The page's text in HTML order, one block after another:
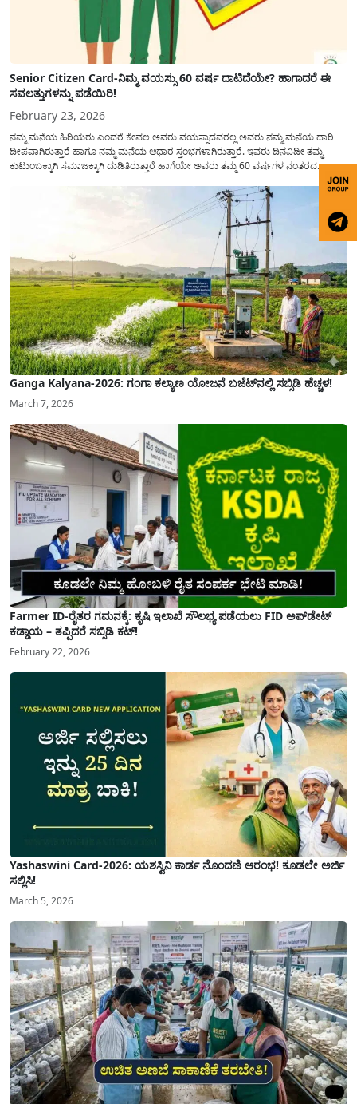
Senior Citizen Card-ನಿಮ್ಮ ವಯಸ್ಸು 60 ವರ್ಷ ದಾಟಿದೆಯೇ? ಹಾಗಾದರೆ ಈ
ಸವಲತ್ತುಗಳನ್ನು ಪಡೆಯಿರಿ!
February 23, 2026
ನಮ್ಮ ಮನೆಯ ಹಿರಿಯರು ಎಂದರೆ ಕೇವಲ ಅವರು ವಯಸ್ಸಾದವರಲ್ಲ ಅವರು ನಮ್ಮ ಮನೆಯ ದಾರಿ
ದೀಪವಾಗಿರುತ್ತಾರೆ ಹಾಗೂ ನಮ್ಮ ಮನೆಯ ಆಧಾರ ಸ್ತಂಭಗಳಾಗಿರುತ್ತಾರೆ. ಇವರು ದಿನವಿಡೀ ತಮ್ಮ
ಕುಟುಂಬಕ್ಕಾಗಿ ಸಮಾಜಕ್ಕಾಗಿ ದುಡಿತಿರುತ್ತಾರೆ ಹಾಗೆಯೇ ಅವರು ತಮ್ಮ 60 ವರ್ಷಗಳ ನಂತರದ
ಜೀವನವನ್ನು ನೆಮ್ಮದಿಯಿಂದ ಕಳೆಯಬೇಕೆಂಬುದು ಪ್ರತಿಯೊಬ್ಬರ ಕನಸಾಗಿರುತ್ತದೆ ಆದ್ದರಿಂದ ಸರ್ಕಾರವು
Ganga Kalyana-2026: ಗಂಗಾ ಕಲ್ಯಾಣ ಯೋಜನೆ ಬಜೆಟ್‌ನಲ್ಲಿ ಸಬ್ಸಿಡಿ ಹೆಚ್ಚಳ!
March 7, 2026
Farmer ID-ರೈತರ ಗಮನಕ್ಕೆ: ಕೃಷಿ ಇಲಾಖೆ ಸೌಲಭ್ಯ ಪಡೆಯಲು FID ಅಪ್‌ಡೇಟ್
ಕಡ್ಡಾಯ – ತಪ್ಪಿದರೆ ಸಬ್ಸಿಡಿ ಕಟ್!
February 22, 2026
Yashaswini Card-2026: ಯಶಸ್ವಿನಿ ಕಾರ್ಡ ನೊಂದಣಿ ಆರಂಭ! ಕೂಡಲೇ ಅರ್ಜಿ
ಸಲ್ಲಿಸಿ!
March 5, 2026